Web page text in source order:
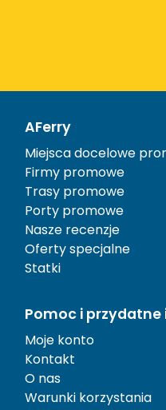
AFerry
Miejsca docelowe
Firmy promowe
Trasy promowe
Porty promowe
Nasze recenzje
Oferty specjalne
Statki
Pomoc i
Moje konto
Kontakt
O nas
Warunki korzystania